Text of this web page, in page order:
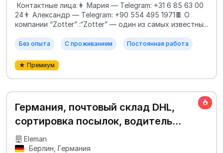
Контактные лица:👩 Мария — Telegram: +31 6 85 63 00
24👨 Александр — Telegram: +90 554 495 1971🍫 О
компании “Zotter” :“Zotter” — один из самых известны...
Без опыта С проживанием Постоянная работа
★ Премиум
Германия, почтовый склад DHL,
сортировка посылок, водитель
категории В
Eleman
Берлин, Германия